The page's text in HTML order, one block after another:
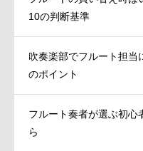
10の判断基準
吹奏楽部でフルート担当
のポイント
フルート奏者が選ぶ初心
ら